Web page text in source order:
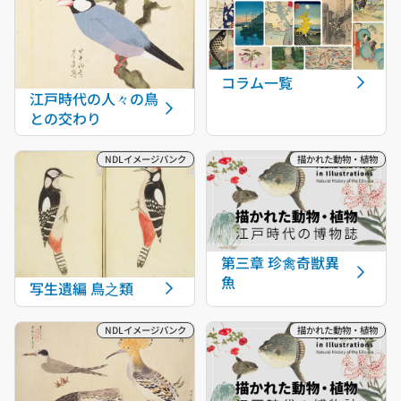
江戸時代の人々の鳥
との交わり
コラム一覧
写生遺編 鳥之類
第三章 珍禽奇獣異
魚